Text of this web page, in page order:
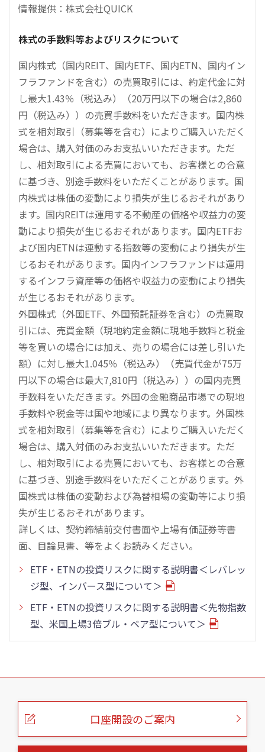
情報提供：株式会社QUICK
株式の手数料等およびリスクについて
国内株式（国内REIT、国内ETF、国内ETN、国内イン
フラファンドを含む）の売買取引には、約定代金に対
し最大1.43％（税込み）（20万円以下の場合は2,860
円（税込み））の売買手数料をいただきます。国内株
式を相対取引（募集等を含む）によりご購入いただく
場合は、購入対価のみお支払いいただきます。ただ
し、相対取引による売買においても、お客様との合意
に基づき、別途手数料をいただくことがあります。国
内株式は株価の変動により損失が生じるおそれがあり
ます。国内REITは運用する不動産の価格や収益力の変
動により損失が生じるおそれがあります。国内ETFお
よび国内ETNは連動する指数等の変動により損失が生
じるおそれがあります。国内インフラファンドは運用
するインフラ資産等の価格や収益力の変動により損失
が生じるおそれがあります。
外国株式（外国ETF、外国預託証券を含む）の売買取
引には、売買金額（現地約定金額に現地手数料と税金
等を買いの場合には加え、売りの場合には差し引いた
額）に対し最大1.045％（税込み）（売買代金が75万
円以下の場合は最大7,810円（税込み））の国内売買
手数料をいただきます。外国の金融商品市場での現地
手数料や税金等は国や地域により異なります。外国株
式を相対取引（募集等を含む）によりご購入いただく
場合は、購入対価のみお支払いいただきます。ただ
し、相対取引による売買においても、お客様との合意
に基づき、別途手数料をいただくことがあります。外
国株式は株価の変動および為替相場の変動等により損
失が生じるおそれがあります。
詳しくは、契約締結前交付書面や上場有価証券等書
面、目論見書、等をよくお読みください。
ETF・ETNの投資リスクに関する説明書＜レバレッ
ジ型、インバース型について＞
ETF・ETNの投資リスクに関する説明書＜先物指数
型、米国上場3倍ブル・ベア型について＞
こ
口座開設のご案内